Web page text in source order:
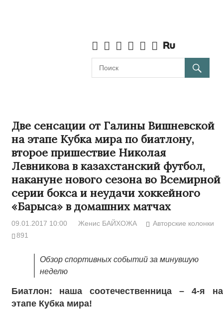
Две сенсации от Галины Вишневской
на этапе Кубка мира по биатлону,
второе пришествие Николая
Левникова в казахстанский футбол,
накануне нового сезона во Всемирной
серии бокса и неудачи хоккейного
«Барыса» в домашних матчах
09.01.2017 10:00 Женис БАЙХОЖА
Авторские колонки
891
Обзор спортивных событий за минувшую
неделю
Биатлон: наша соотечественница – 4-я на
этапе Кубка мира!